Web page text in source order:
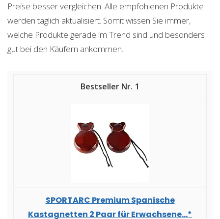
Preise besser vergleichen. Alle empfohlenen Produkte
werden täglich aktualisiert. Somit wissen Sie immer,
welche Produkte gerade im Trend sind und besonders
gut bei den Käufern ankommen.
1
SPORTARC Premium Spanische
Kastagnetten 2 Paar für Erwachsene...*